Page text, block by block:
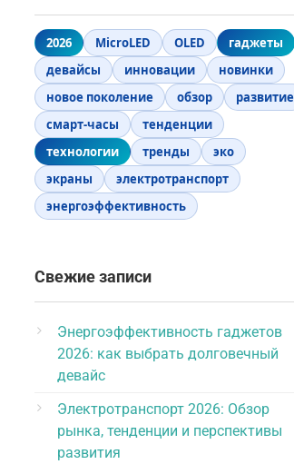
2026 MicroLED OLED
гаджеты
девайсы
инновации
новинки
новое поколение
обзор
развитие
смарт-часы
тенденции
технологии
тренды
эко
экраны
электротранспорт
энергоэффективность
Свежие записи
Энергоэффективность гаджетов
2026: как выбрать долговечный
девайс
Электротранспорт 2026: Обзор
рынка, тенденции и перспективы
развития